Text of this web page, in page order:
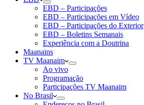
EBD – Participações
EBD – Participações em Vídeo
EBD – Participações do Exterior
EBD – Boletins Semanais
Experiência com a Doutrina
Maanains
TV Maanaim
Ao vivo
Programação
Participações TV Maanaim
No Brasil